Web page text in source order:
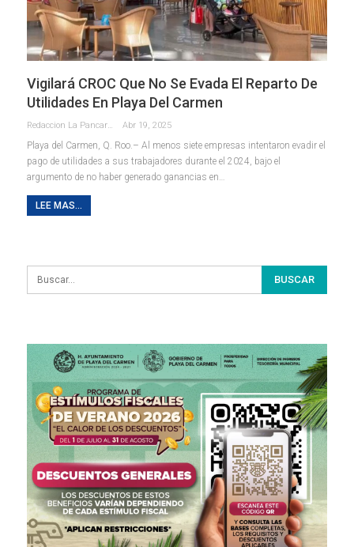
Vigilará CROC Que No Se Evada El Reparto De
Utilidades En Playa Del Carmen
Abr 19, 2025
Playa del Carmen, Q. Roo.– Al menos siete empresas intentaron evadir el
pago de utilidades a sus trabajadores durante el 2024, bajo el
argumento de no haber generado ganancias en
LEE MAS...